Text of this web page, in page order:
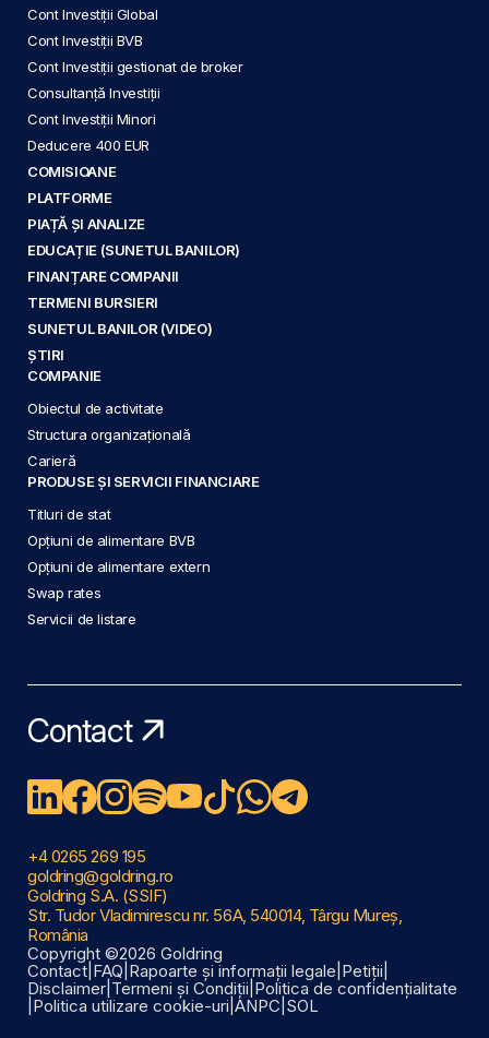
Cont Investiții Global
Cont Investiții BVB
Cont Investiții gestionat de broker
Consultanță Investiții
Cont Investiții Minori
Deducere 400 EUR
COMISIOANE
PLATFORME
PIAȚĂ ȘI ANALIZE
EDUCAȚIE (SUNETUL BANILOR)
FINANȚARE COMPANII
TERMENI BURSIERI
SUNETUL BANILOR (VIDEO)
ȘTIRI
COMPANIE
Obiectul de activitate
Structura organizațională
Carieră
PRODUSE ȘI SERVICII FINANCIARE
Titluri de stat
Opțiuni de alimentare BVB
Opțiuni de alimentare extern
Swap rates
Servicii de listare
Contact
+4 0265 269 195
goldring@goldring.ro
Goldring S.A. (SSIF)
Str. Tudor Vladimirescu nr. 56A, 540014, Târgu Mureș,
România
Copyright ©2026 Goldring
Contact FAQ Rapoarte și informații legale Petiții
Disclaimer Termeni și Condiții Politica de confidențialitate
Politica utilizare cookie-uri ANPC SOL